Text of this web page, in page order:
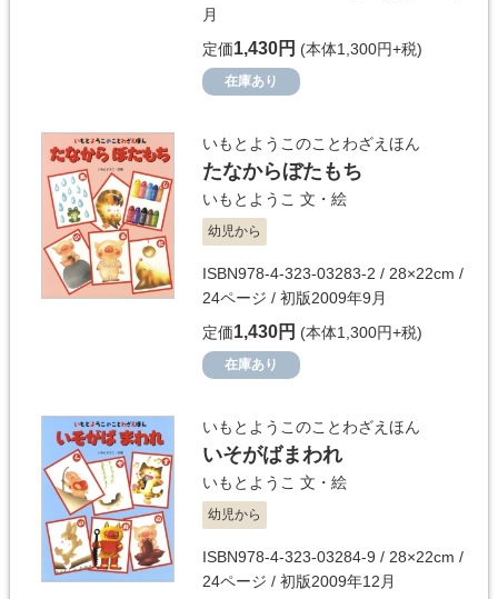
月
定価1,430円 (本体1,300円+税)
在庫あり
いもとようこのことわざえほん
たなからぼたもち
いもとようこ 文・絵
幼児から
ISBN978-4-323-03283-2 / 28×22cm /
24ページ / 初版2009年9月
定価1,430円 (本体1,300円+税)
在庫あり
いもとようこのことわざえほん
いそがばまわれ
いもとようこ 文・絵
幼児から
ISBN978-4-323-03284-9 / 28×22cm /
24ページ / 初版2009年12月